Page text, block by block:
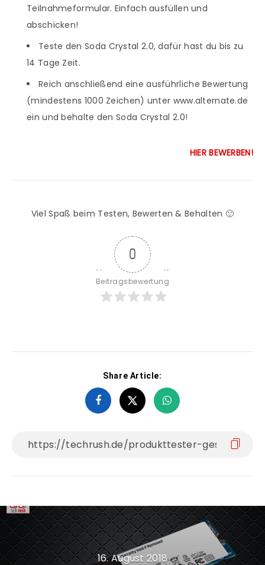
Teilnahmeformular. Einfach ausfüllen und
abschicken!
Teste den Soda Crystal 2.0, dafür hast du bis zu
14 Tage Zeit.
Reich anschließend eine ausführliche Bewertung
(mindestens 1000 Zeichen) unter www.alternate.de
ein und behalte den Soda Crystal 2.0!
HIER BEWERBEN!
Viel Spaß beim Testen, Bewerten & Behalten 🙂
0
Beitragsbewertung
Share Article:
16. August 2018